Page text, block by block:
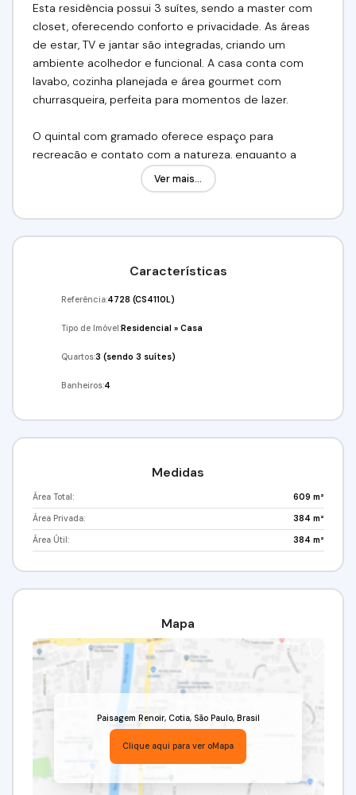
Esta residência possui 3 suítes, sendo a master com
closet, oferecendo conforto e privacidade. As áreas
de estar, TV e jantar são integradas, criando um
ambiente acolhedor e funcional. A casa conta com
lavabo, cozinha planejada e área gourmet com
churrasqueira, perfeita para momentos de lazer.
O quintal com gramado oferece espaço para
recreação e contato com a natureza, enquanto a
garagem acomoda 4 veículos, sendo 3 cobertas. É
uma opção completa que une elegância, praticidade
Imobiliária Alfa Negócios.
Ver mais...
Características
Referência:4728 (CS4110L)
Tipo de Imóvel:Residencial »Casa
Quartos:3 (sendo 3 suítes)
Banheiros:4
Medidas
Área Total: 609 m²
Área Privada: 384 m²
Área Útil: 384 m²
Mapa
Paisagem Renoir, Cotia, São Paulo, Brasil
Clique aqui para ver oMapa